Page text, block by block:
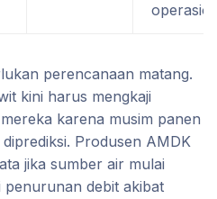
perencanaan matang.
kini harus mengkaji
karena musim panen
Produsen AMDK
jika sumber air mulai
penurunan debit akibat